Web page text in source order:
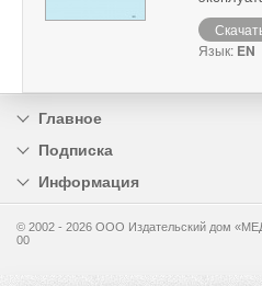
Язык: EN
Главное
Подписка
Информация
© 2002 - 2026 OOO Издательский дом
00